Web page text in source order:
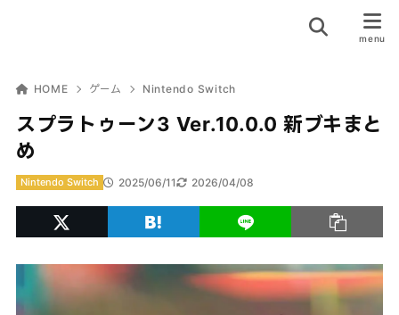
HOME ゲーム Nintendo Switch
スプラトゥーン3 Ver.10.0.0 新ブキまと
め
2025/06/11 2026/04/08
Nintendo Switch